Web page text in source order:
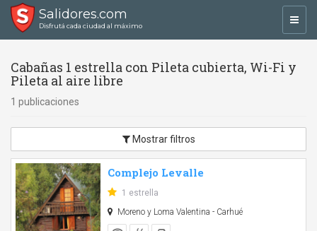
Salidores.com
Disfrutá cada ciudad al máximo
Cabañas 1 estrella con Pileta cubierta, Wi-Fi y
Pileta al aire libre
1 publicaciones
Mostrar filtros
Complejo Levalle
1 estrella
Moreno y Loma Valentina - Carhué